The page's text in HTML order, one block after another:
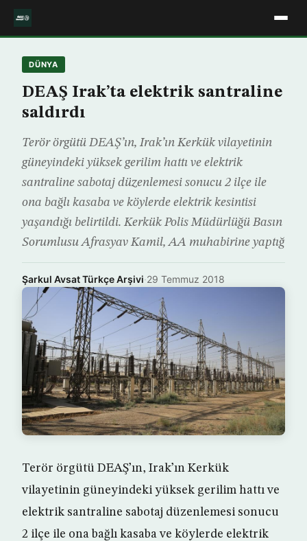
DÜNYA
DEAŞ Irak’ta elektrik santraline
saldırdı
Terör örgütü DEAŞ’ın, Irak’ın Kerkük vilayetinin
güneyindeki yüksek gerilim hattı ve elektrik
santraline sabotaj düzenlemesi sonucu 2 ilçe ile
ona bağlı kasaba ve köylerde elektrik kesintisi
yaşandığı belirtildi. Kerkük Polis Müdürlüğü Basın
Sorumlusu Afrasyav Kamil, AA muhabirine yaptığ
Şarkul Avsat Türkçe Arşivi·29 Temmuz 2018
Terör örgütü DEAŞ’ın, Irak’ın Kerkük
vilayetinin güneyindeki yüksek gerilim hattı ve
elektrik santraline sabotaj düzenlemesi sonucu
2 ilçe ile ona bağlı kasaba ve köylerde elektrik